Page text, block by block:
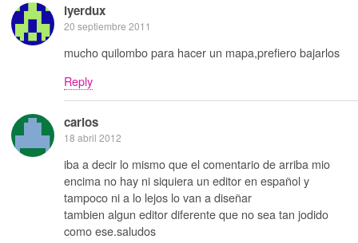
lyerdux
20 septiembre 2011
mucho quilombo para hacer un mapa,prefiero bajarlos
Reply
carlos
18 abril 2012
iba a decir lo mismo que el comentario de arriba mio
encima no hay ni siquiera un editor en español y
tampoco ni a lo lejos lo van a diseñar
tambien algun editor diferente que no sea tan jodido
como ese.saludos